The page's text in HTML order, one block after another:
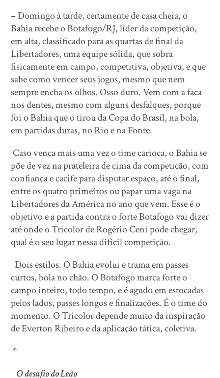
– Domingo à tarde, certamente de casa cheia, o
Bahia recebe o Botafogo/RJ, líder da competição,
em alta, classificado para as quartas de final da
Libertadores, uma equipe sólida, que sobra
fisicamente em campo, competitiva, objetiva, e que
sabe como vencer seus jogos, mesmo que nem
sempre encha os olhos. Osso duro. Vem com a faca
nos dentes, mesmo com alguns desfalques, porque
foi o Bahia que o tirou da Copa do Brasil, na bola,
em partidas duras, no Rio e na Fonte.
Caso vença mais uma vez o time carioca, o Bahia se
põe de vez na prateleira de cima da competição, com
confiança e cacife para disputar espaço, até o final,
entre os quatro primeiros ou papar uma vaga na
Libertadores da América no ano que vem. Esse é o
objetivo e a partida contra o forte Botafogo vai dizer
até onde o Tricolor de Rogério Ceni pode chegar,
qual é o seu lugar nessa difícil competição.
Dois estilos. O Bahia evolui e trama em passes
curtos, bola no chão. O Botafogo marca forte o
campo inteiro, todo tempo, e é agudo em estocadas
pelos lados, passes longos e finalizações. É o time do
momento. O Tricolor depende muito da inspiração
de Everton Ribeiro e da aplicação tática, coletiva.
*
O desafio do Leão